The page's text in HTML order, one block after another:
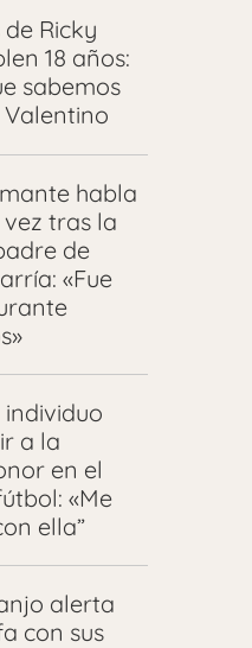
Ricky
18 años:
sabemos
habla
tras la
de
«Fue
a la
en el
«Me
ella”
alerta
con sus